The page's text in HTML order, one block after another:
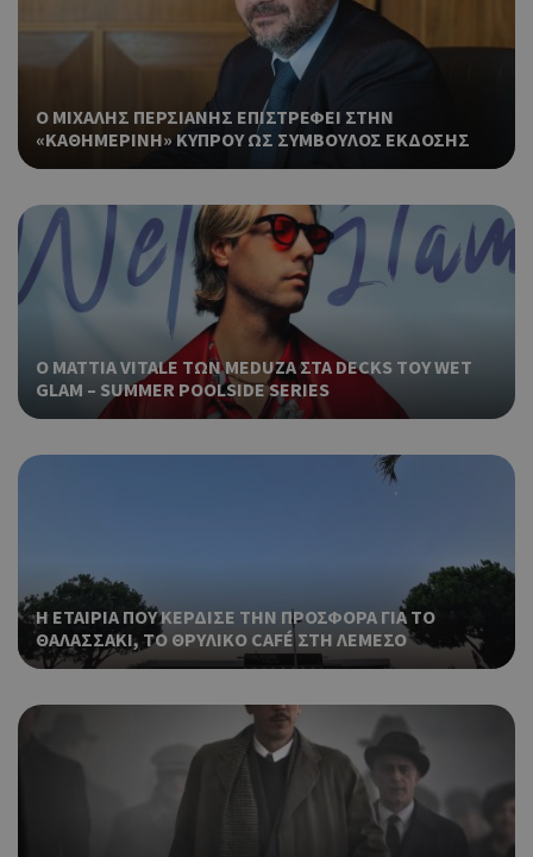
Ο ΜΙΧΑΛΗΣ ΠΕΡΣΙΑΝΗΣ ΕΠΙΣΤΡΕΦΕΙ ΣΤΗΝ
«ΚΑΘΗΜΕΡΙΝΗ» ΚΥΠΡΟΥ ΩΣ ΣΥΜΒΟΥΛΟΣ ΕΚΔΟΣΗΣ
Ο MATTIA VITALE ΤΩΝ MEDUZA ΣΤΑ DECKS ΤΟΥ WET
GLAM – SUMMER POOLSIDE SERIES
Η ΕΤΑΙΡΙΑ ΠΟΥ ΚΕΡΔΙΣΕ ΤΗΝ ΠΡΟΣΦΟΡΑ ΓΙΑ ΤΟ
ΘΑΛΑΣΣΑΚΙ, ΤΟ ΘΡΥΛΙΚΟ CAFÉ ΣΤΗ ΛΕΜΕΣΟ